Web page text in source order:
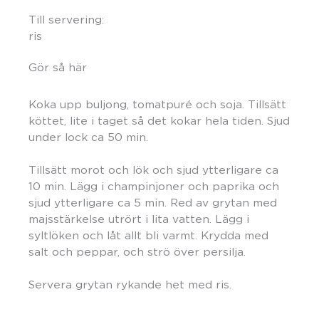
Till servering:
ris
Gör så här
Koka upp buljong, tomatpuré och soja. Tillsätt
köttet, lite i taget så det kokar hela tiden. Sjud
under lock ca 50 min.
Tillsätt morot och lök och sjud ytterligare ca
10 min. Lägg i champinjoner och paprika och
sjud ytterligare ca 5 min. Red av grytan med
majsstärkelse utrört i lita vatten. Lägg i
syltlöken och låt allt bli varmt. Krydda med
salt och peppar, och strö över persilja.
Servera grytan rykande het med ris.